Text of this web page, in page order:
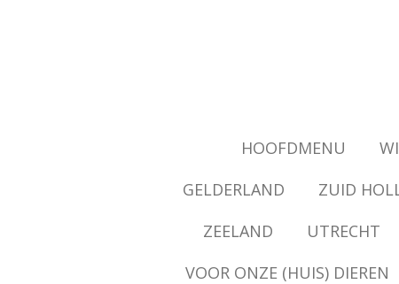
HOOFDMENU
GELDERLAND
ZUID
ZEELAND
UTRECHT
VOOR ONZE (HUIS) DIEREN